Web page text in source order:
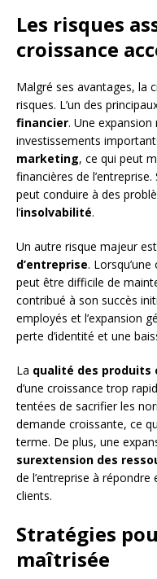
Les risques
croissance
Malgré ses avantages, la
risques. L’un des
financier. Une
investissements
marketing, ce qui peut
financières de
peut conduire à des
l’insolvabilité.
Un autre risque majeur
d’entreprise.
peut être difficile de
contribué à son succès
employés et l’expansion
perte d’identité et une
La qualité des produits
d’une croissance trop
tentées de sacrifier les
demande croissante, ce
terme. De plus, une
surextension des
de l’entreprise à
clients.
Stratégies
maîtrisée